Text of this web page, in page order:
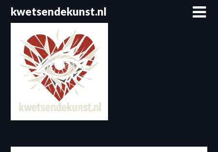
Spring
naar
inhoud
kwetsendekunst.nl